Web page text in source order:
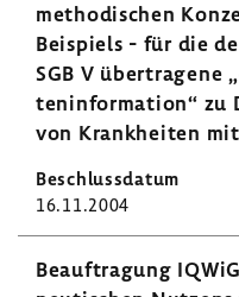
metho­di­schen
Beispiels - für die
SGB V
ten­in­for­ma­tion“ zu
von Krank­heiten
16.11.2004
Beauf­tra­gung